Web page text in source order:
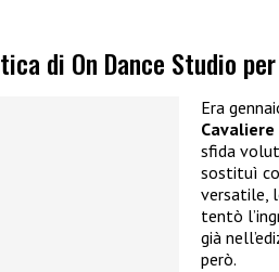
di On Dance Studio
Era
Cavaliere
sfida
sostituì
versatile,
tentò
già
però.